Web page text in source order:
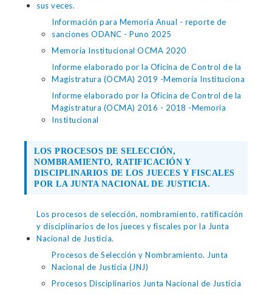
sus veces.
Información para Memoria Anual - reporte de
sanciones ODANC - Puno 2025
Memoria Institucional OCMA 2020
Informe elaborado por la Oficina de Control de la
Magistratura (OCMA) 2019 -Memoria Instituciona
Informe elaborado por la Oficina de Control de la
Magistratura (OCMA) 2016 - 2018 -Memoria
Institucional
LOS PROCESOS DE SELECCIÓN,
NOMBRAMIENTO, RATIFICACIÓN Y
DISCIPLINARIOS DE LOS JUECES Y FISCALES
POR LA JUNTA NACIONAL DE JUSTICIA.
Los procesos de selección, nombramiento, ratificación
y disciplinarios de los jueces y fiscales por la Junta
Nacional de Justicia.
Procesos de Selección y Nombramiento. Junta
Nacional de Justicia (JNJ)
Procesos Disciplinarios Junta Nacional de Justicia